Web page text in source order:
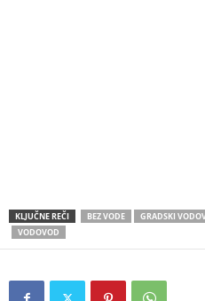
KLJUČNE REČI BEZ VODE GRADSKI
VODOVOD